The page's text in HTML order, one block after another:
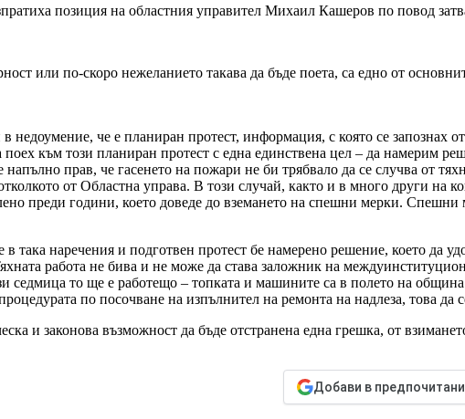
позиция на областния управител Михаил Кашеров по повод
или по-скоро нежеланието такава да бъде поета, са едно от
недоумение, че е планиран протест, информация, с която се запознах
към този планиран протест с една единствена цел – да намерим
прав, че гасенето на пожари не би трябвало да се случва от
от Областна управа. В този случай, както и в много други на
преди години, което доведе до вземането на спешни мерки.
така наречения и подготвен протест бе намерено решение, което да
работа не бива и не може да става заложник на
седмица то ще е работещо – топката и машините са в полето на
по посочване на изпълнител на ремонта на надлеза, това да
и законова възможност да бъде отстранена една грешка, от
Добави в